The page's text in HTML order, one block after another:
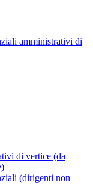
amministrativi di
di vertice (da
(dirigenti non